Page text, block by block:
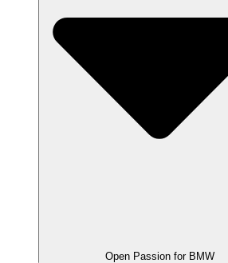
Open Passion for BMW